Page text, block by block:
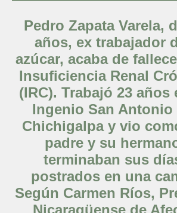
Pedro Zapata Varela,
años, ex trabajador
azúcar, acaba de
Insuficiencia Renal
(IRC). Trabajó 23 años
Ingenio San Antonio
Chichigalpa y vio
padre y su
terminaban sus
postrados en una
Según Carmen Ríos,
Nicaragüense de